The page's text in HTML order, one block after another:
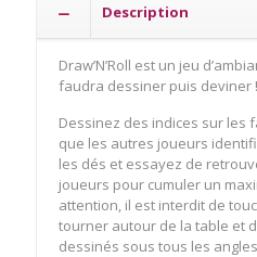
Description
Draw’N’Roll est un jeu
faudra dessiner puis deviner !
Dessinez des indices sur les
que les autres joueurs
les dés et essayez de
joueurs pour cumuler un
attention, il est interdit de
tourner autour de la table et
dessinés sous tous les